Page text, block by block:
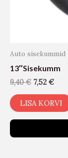
Auto sisekummid
13″Sisekumm
9,40€ 7,52 €
LISA KORVI